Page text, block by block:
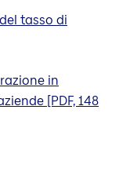
tasso di
in
[PDF, 148